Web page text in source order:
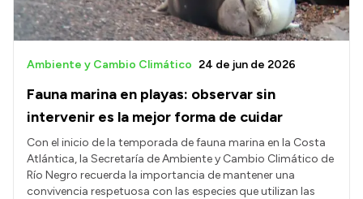
Presupuesto
Boletín Oficial
Compras y licitaciones
Consulta de pago a proveedores
Convocatorias
Intranet
Login
Fauna marina en playas: observar sin
intervenir es la mejor forma de cuidar
Ambiente y Cambio Climático 24 de jun de 2026
Con el inicio de la temporada de fauna marina en la Costa
Atlántica, la Secretaría de Ambiente y Cambio Climático de
Río Negro recuerda la importancia de mantener una
convivencia respetuosa con las especies que utilizan las